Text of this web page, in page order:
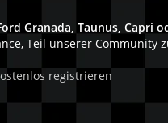
Granada, Taunus, Capri
Teil unserer Community
registrieren